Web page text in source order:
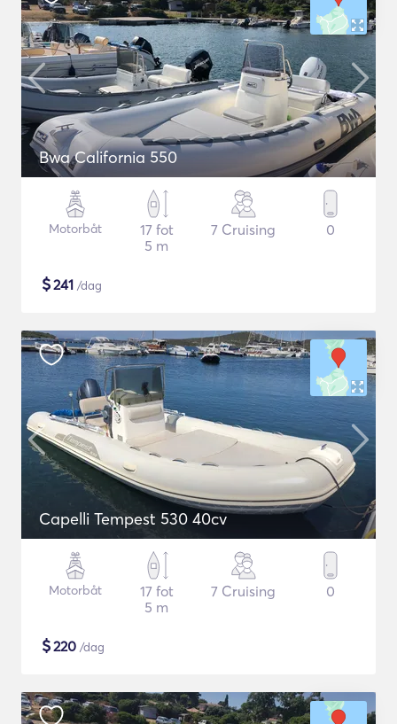
Bwa California 550
Motorbåt
17 fot
5 m
7 Cruising 0
$241 /dag
Capelli Tempest 530 40cv
Motorbåt
17 fot
5 m
7 Cruising 0
$220 /dag